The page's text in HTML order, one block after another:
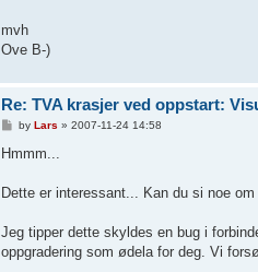
mvh
Ove B-)
Re: TVA krasjer ved oppstart:
P
s
by Lars » 2007-11-24 14:58
Hmmm...
Dette er interessant... Kan du si noe
Jeg tipper dette skyldes en bug i
oppgradering som ødela for deg. Vi